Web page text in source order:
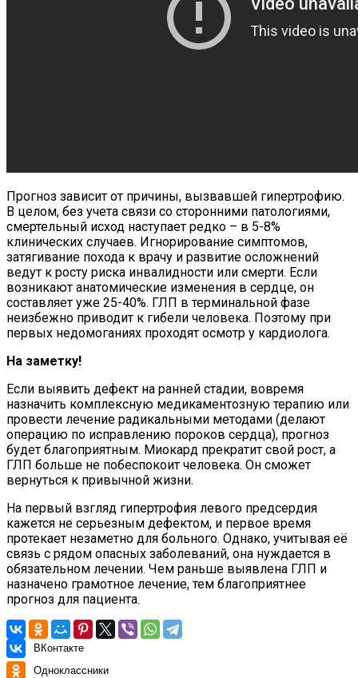
Прогноз зависит от причины, вызвавшей гипертрофию.
В целом, без учета связи со сторонними патологиями,
смертельный исход наступает редко – в 5-8%
клинических случаев. Игнорирование симптомов,
затягивание похода к врачу и развитие осложнений
ведут к росту риска инвалидности или смерти. Если
возникают анатомические изменения в сердце, он
составляет уже 25-40%. ГЛП в терминальной фазе
неизбежно приводит к гибели человека. Поэтому при
первых недомоганиях проходят осмотр у кардиолога.
На заметку!
Если выявить дефект на ранней стадии, вовремя
назначить комплексную медикаментозную терапию или
провести лечение радикальными методами (делают
операцию по исправлению пороков сердца), прогноз
будет благоприятным. Миокард прекратит свой рост, а
ГЛП больше не побеспокоит человека. Он сможет
вернуться к привычной жизни.
На первый взгляд гипертрофия левого предсердия
кажется не серьезным дефектом, и первое время
протекает незаметно для больного. Однако, учитывая её
связь с рядом опасных заболеваний, она нуждается в
обязательном лечении. Чем раньше выявлена ГЛП и
назначено грамотное лечение, тем благоприятнее
прогноз для пациента.
ВКонтакте
Одноклассники